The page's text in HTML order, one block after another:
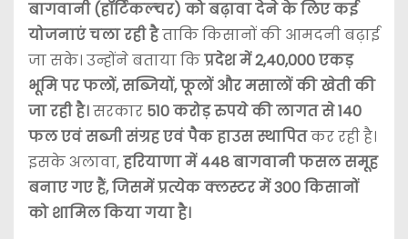
बागवानी (हॉर्टिकल्चर) को बढ़ावा देने के लिए कई
योजनाएं चला रही हैताकि किसानों की आमदनी बढ़ाई
जा सके। उन्होंने बताया किप्रदेश में 2,40,000 एकड़
भूमि पर फलों, सब्जियों, फूलों और मसालों की खेती की
जा रही है।सरकार 510 करोड़ रुपये की लागत से 140
फल एवं सब्जी संग्रह एवं पैक हाउस स्थापितकर रही है।
इसके अलावा,हरियाणा में 448 बागवानी फसल समूह
बनाए गए हैं, जिसमें प्रत्येक क्लस्टर में 300 किसानों
को शामिल किया गया है।